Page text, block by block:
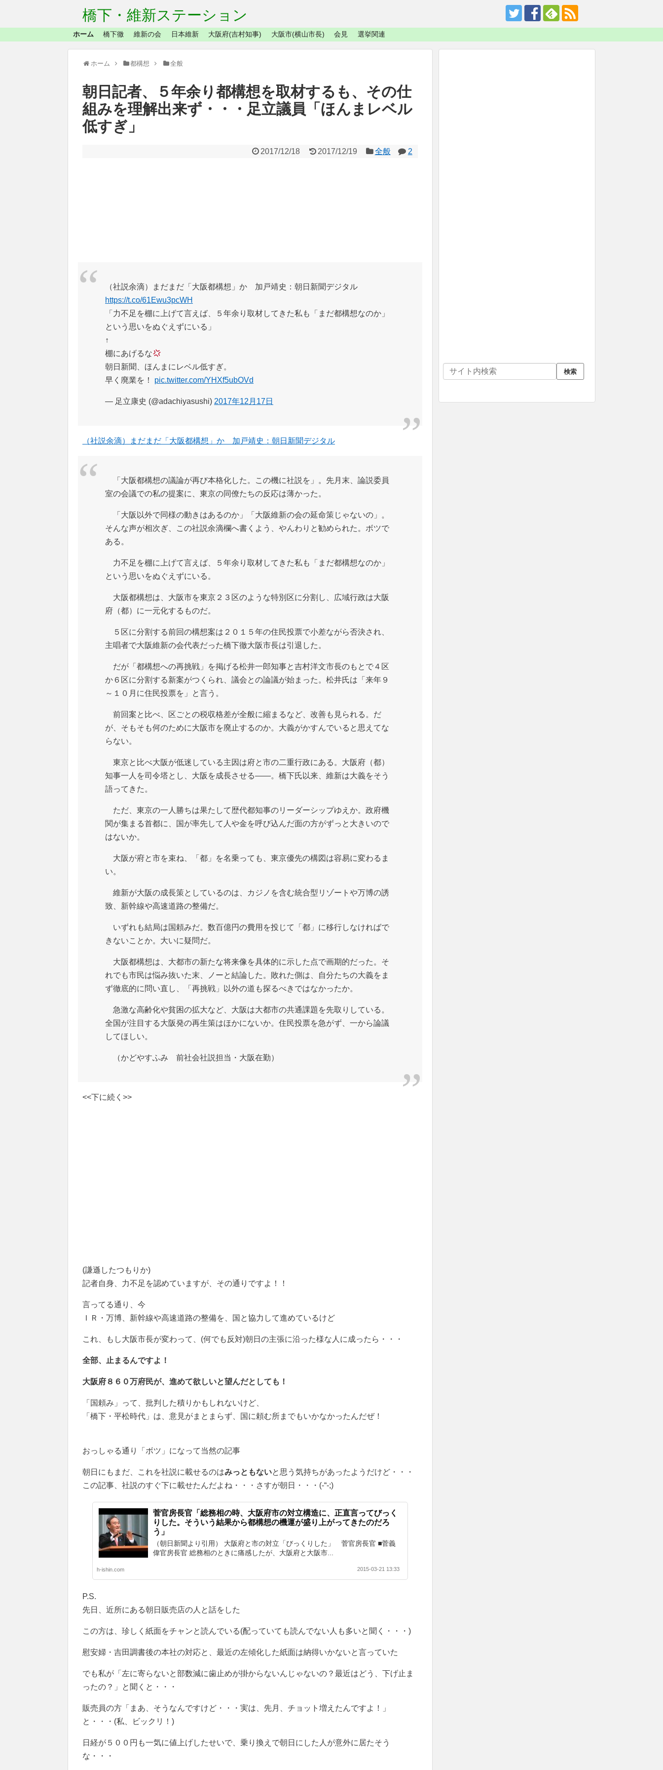
橋下・維新ステーション
ホーム 橋下徹 維新の会 日本維新 大阪府(吉村知事) 大阪市(横山市長) 会見 選挙関連
ホーム 都構想 全般
朝日記者、５年余り都構想を取材するも、その仕
組みを理解出来ず・・・足立議員「ほんまレベル
低すぎ」
2017/12/18 2017/12/19 全般 2
（社説余滴）まだまだ「大阪都構想」か 加戸靖史：朝日新聞デジタル
https://t.co/61Ewu3pcWH
「力不足を棚に上げて言えば、５年余り取材してきた私も「まだ都構想なのか」
という思いをぬぐえずにいる」
↑
棚にあげるな
朝日新聞、ほんまにレベル低すぎ。
早く廃業を！ pic.twitter.com/YHXf5ubOVd
— 足立康史 (@adachiyasushi) 2017年12月17日
（社説余滴）まだまだ「大阪都構想」か 加戸靖史：朝日新聞デジタル
「大阪都構想の議論が再び本格化した。この機に社説を」。先月末、論説委員
室の会議での私の提案に、東京の同僚たちの反応は薄かった。
「大阪以外で同様の動きはあるのか」「大阪維新の会の延命策じゃないの」。
そんな声が相次ぎ、この社説余滴欄へ書くよう、やんわりと勧められた。ボツで
ある。
力不足を棚に上げて言えば、５年余り取材してきた私も「まだ都構想なのか」
という思いをぬぐえずにいる。
大阪都構想は、大阪市を東京２３区のような特別区に分割し、広域行政は大阪
府（都）に一元化するものだ。
５区に分割する前回の構想案は２０１５年の住民投票で小差ながら否決され、
主唱者で大阪維新の会代表だった橋下徹大阪市長は引退した。
だが「都構想への再挑戦」を掲げる松井一郎知事と吉村洋文市長のもとで４区
か６区に分割する新案がつくられ、議会との論議が始まった。松井氏は「来年９
～１０月に住民投票を」と言う。
前回案と比べ、区ごとの税収格差が全般に縮まるなど、改善も見られる。だ
が、そもそも何のために大阪市を廃止するのか。大義がかすんでいると思えてな
らない。
東京と比べ大阪が低迷している主因は府と市の二重行政にある。大阪府（都）
知事一人を司令塔とし、大阪を成長させる――。橋下氏以来、維新は大義をそう
語ってきた。
ただ、東京の一人勝ちは果たして歴代都知事のリーダーシップゆえか。政府機
関が集まる首都に、国が率先して人や金を呼び込んだ面の方がずっと大きいので
はないか。
大阪が府と市を束ね、「都」を名乗っても、東京優先の構図は容易に変わるま
い。
維新が大阪の成長策としているのは、カジノを含む統合型リゾートや万博の誘
致、新幹線や高速道路の整備だ。
いずれも結局は国頼みだ。数百億円の費用を投じて「都」に移行しなければで
きないことか。大いに疑問だ。
大阪都構想は、大都市の新たな将来像を具体的に示した点で画期的だった。そ
れでも市民は悩み抜いた末、ノーと結論した。敗れた側は、自分たちの大義をま
ず徹底的に問い直し、「再挑戦」以外の道も探るべきではなかったか。
急激な高齢化や貧困の拡大など、大阪は大都市の共通課題を先取りしている。
全国が注目する大阪発の再生策はほかにないか。住民投票を急がず、一から論議
してほしい。
（かどやすふみ 前社会社説担当・大阪在勤）
<<下に続く>>
(謙遜したつもりか)
記者自身、力不足を認めていますが、その通りですよ！！
言ってる通り、今
ＩＲ・万博、新幹線や高速道路の整備を、国と協力して進めているけど
これ、もし大阪市長が変わって、(何でも反対)朝日の主張に沿った様な人に成ったら・・・
全部、止まるんですよ！
大阪府８６０万府民が、進めて欲しいと望んだとしても！
「国頼み」って、批判した積りかもしれないけど、
「橋下・平松時代」は、意見がまとまらず、国に頼む所までもいかなかったんだぜ！
おっしゃる通り「ボツ」になって当然の記事
朝日にもまだ、これを社説に載せるのはみっともないと思う気持ちがあったようだけど・・・
この記事、社説のすぐ下に載せたんだよね・・・さすが朝日・・・(-“-;)
菅官房長官「総務相の時、大阪府市の対立構造に、正直言ってびっく
りした。そういう結果から都構想の機運が盛り上がってきたのだろ
う」
（朝日新聞より引用） 大阪府と市の対立「びっくりした」 菅官房長官 ■菅義
偉官房長官 総務相のときに痛感したが、大阪府と大阪市...
h-ishin.com 2015-03-21 13:33
P.S.
先日、近所にある朝日販売店の人と話をした
この方は、珍しく紙面をチャンと読んでいる(配っていても読んでない人も多いと聞く・・・)
慰安婦・吉田調書後の本社の対応と、最近の左傾化した紙面は納得いかないと言っていた
でも私が「左に寄らないと部数減に歯止めが掛からないんじゃないの？最近はどう、下げ止ま
ったの？」と聞くと・・・
販売員の方「まあ、そうなんですけど・・・実は、先月、チョット増えたんですよ！」
と・・・(私、ビックリ！)
日経が５００円も一気に値上げしたせいで、乗り換えで朝日にした人が意外に居たそう
な・・・